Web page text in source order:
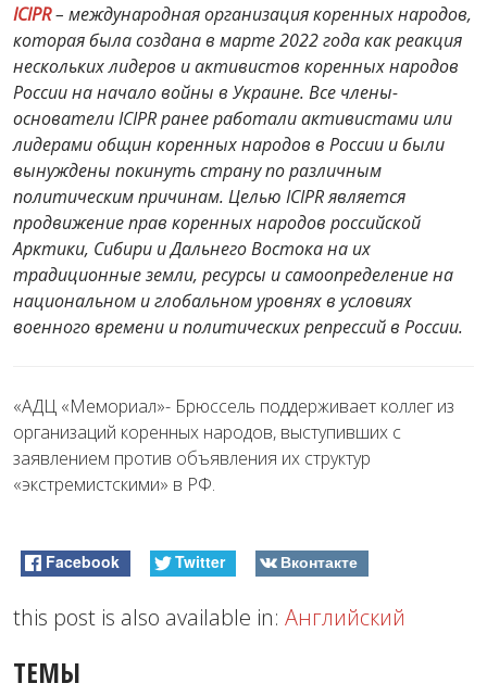
ICIPR– международная организация коренных народов,
которая была создана в марте 2022 года как реакция
нескольких лидеров и активистов коренных народов
России на начало войны в Украине. Все члены-
основатели ICIPR ранее работали активистами или
лидерами общин коренных народов в России и были
вынуждены покинуть страну по различным
политическим причинам. Целью ICIPR является
продвижение прав коренных народов российской
Арктики, Сибири и Дальнего Востока на их
традиционные земли, ресурсы и самоопределение на
национальном и глобальном уровнях в условиях
военного времени и политических репрессий в России.
«АДЦ «Мемориал»- Брюссель поддерживает коллег из
организаций коренных народов, выступивших с
заявлением против объявления их структур
«экстремистскими» в РФ.
Facebook Twitter Вконтакте
this post is also available in: Английский
ТЕМЫ